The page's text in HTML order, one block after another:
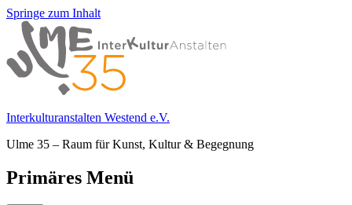
Springe zum Inhalt
Interkulturanstalten Westend e.V.
Ulme 35 – Raum für Kunst, Kultur & Begegnung
Primäres Menü